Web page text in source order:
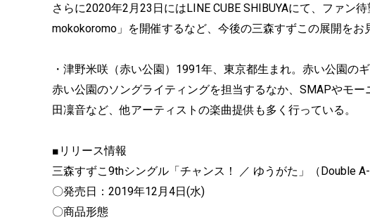
さらに2020年2月23日にはLINE CUBE SHIBUYAにて、ファン
mokokoromo」を開催するなど、今後の三森すずこの展開をお
・津野米咲（赤い公園）1991年、東京都生まれ。赤い公園の
赤い公園のソングライティングを担当するなか、SMAPやモ
田凜音など、他アーティストの楽曲提供も多く行っている。
■リリース情報
三森すずこ9thシングル「チャンス！ ／ ゆうがた」（Double A-
〇発売日：2019年12月4日(水)
〇商品形態